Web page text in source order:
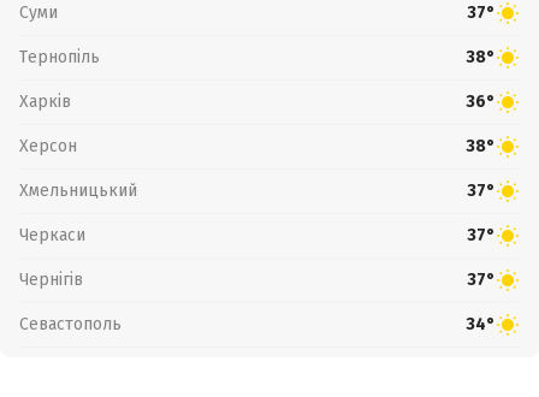
Суми 37°
Тернопіль 38°
Харків 36°
Херсон 38°
Хмельницький 37°
Черкаси 37°
Чернігів 37°
Севастополь 34°